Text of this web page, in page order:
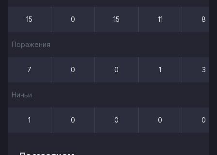
15 0 15 11 8
Поражения
7 0 0 1 3
Ничьи
1 0 0 0 0